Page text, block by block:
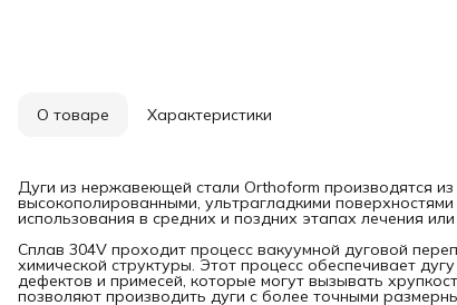
О товаре Характеристики
Дуги из нержавеющей стали Orthoform производятся
высокополированными, ультрагладкими
использования в средних и поздних этапах лечения
Сплав 304V проходит процесс вакуумной дуговой
химической структуры. Этот процесс обеспечивает
дефектов и примесей, которые могут вызывать
позволяют производить дуги с более точными